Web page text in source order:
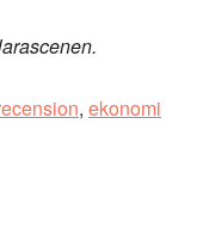
, ekonomi